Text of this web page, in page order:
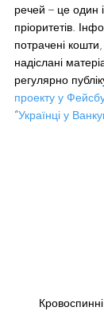
речей – це один
пріоритетів.
потрачені кошти,
надіслані
регулярно
проекту у
“Українці у